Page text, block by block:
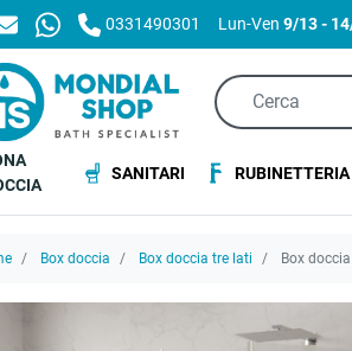
0331490301 Lun-Ven9/13 -
SANITARI RUBINETTERIA
Box doccia Box doccia tre lati Box